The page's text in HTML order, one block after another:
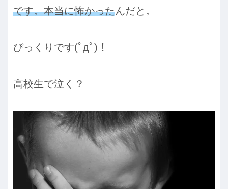
です。本当に怖かったんだと。
びっくりです(ﾟдﾟ)！
高校生で泣く？